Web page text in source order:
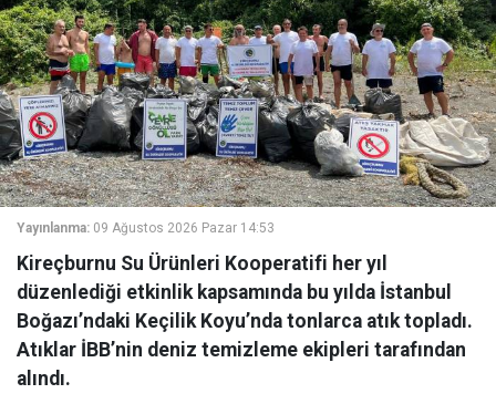
Yayınlanma: 09 Ağustos 2026 Pazar 14:53
Kireçburnu Su Ürünleri Kooperatifi her yıl
düzenlediği etkinlik kapsamında bu yılda İstanbul
Boğazı’ndaki Keçilik Koyu’nda tonlarca atık topladı.
Atıklar İBB’nin deniz temizleme ekipleri tarafından
alındı.